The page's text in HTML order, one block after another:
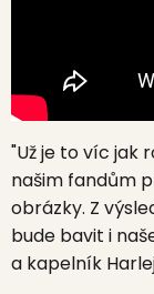
"Už je to víc jak
našim fandům
obrázky. Z
bude bavit i
a kapelník